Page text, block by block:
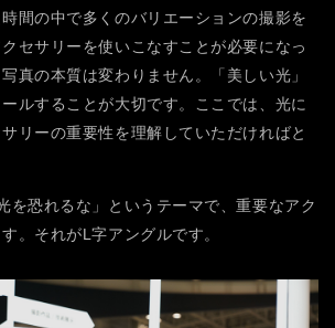
間の中で多くのバリエーションの撮影を
セサリーを使いこなすことが必要になっ
真の本質は変わりません。「美しい光」
ルすることが大切です。ここでは、光に
リーの重要性を理解していただければと
を恐れるな」というテーマで、重要なアク
。それがL字アングルです。